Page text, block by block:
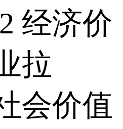
经济价
拉
会价值